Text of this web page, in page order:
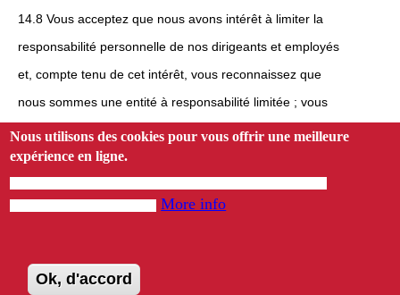
14.8 Vous acceptez que nous avons intérêt à limiter la
responsabilité personnelle de nos dirigeants et employés
et, compte tenu de cet intérêt, vous reconnaissez que
nous sommes une entité à responsabilité limitée ; vous
convenez que vous n'intenterez aucune réclamation
personnelle contre nos dirigeants ou employés
avec le site Web ou ces modalités et conditions (ceci ne
elle-même pour les actes et omissions de nos dirigeants
Nous utilisons des cookies pour vous offrir une meilleure
expérience en ligne.
More info
Ok, d'accord